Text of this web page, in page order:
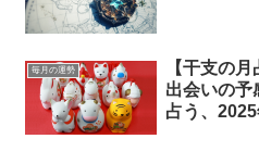
毎月の運勢
【干支の
出会いの予
占う、